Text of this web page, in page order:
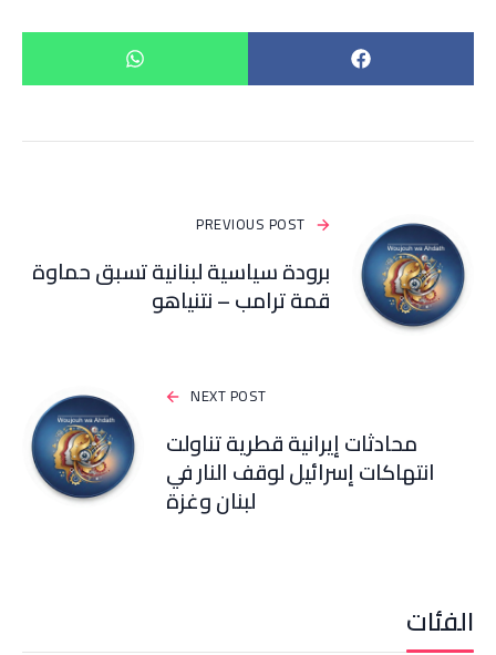
PREVIOUS POST
برودة سياسية لبنانية تسبق حماوة
قمة ترامب – نتنياهو
NEXT POST
محادثات إيرانية قطرية تناولت
انتهاكات إسرائيل لوقف النار في
لبنان وغزة
الفئات